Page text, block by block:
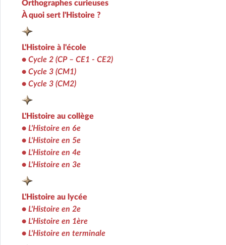
Orthographes curieuses
À quoi sert l'Histoire ?
L'Histoire à l'école
• Cycle 2 (CP – CE1 - CE2)
• Cycle 3 (CM1)
• Cycle 3 (CM2)
L'Histoire au collège
• L'Histoire en 6e
• L'Histoire en 5e
• L'Histoire en 4e
• L'Histoire en 3e
L'Histoire au lycée
• L'Histoire en 2e
• L'Histoire en 1ère
• L'Histoire en terminale